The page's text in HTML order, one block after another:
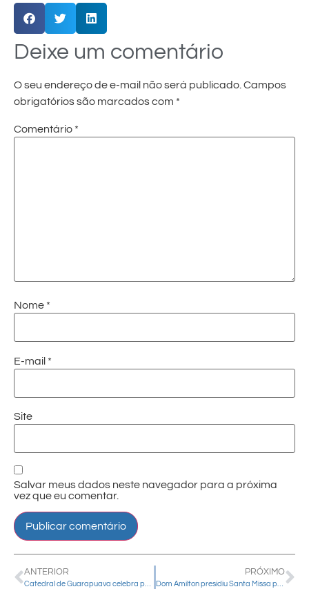
Deixe um comentário
O seu endereço de e-mail não será publicado.Campos
obrigatórios são marcados com *
Comentário *
Nome *
E-mail *
Site
Salvar meus dados neste navegador para a próxima
vez que eu comentar.
ANTERIOR PRÓXIMO
Dom Amilton presidiu Santa Missa para participantes da Especialização em Pastoral numa Igreja em Saída